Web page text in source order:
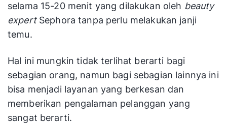
selama 15-20 menit yang dilakukan oleh beauty
expert Sephora tanpa perlu melakukan janji
temu.
Hal ini mungkin tidak terlihat berarti bagi
sebagian orang, namun bagi sebagian lainnya ini
bisa menjadi layanan yang berkesan dan
memberikan pengalaman pelanggan yang
sangat berarti.